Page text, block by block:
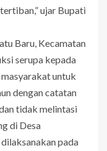
ujar Bupati
Baru, Kecamatan
serupa kepada
untuk
dengan catatan
tidak melintasi
di Desa
pada